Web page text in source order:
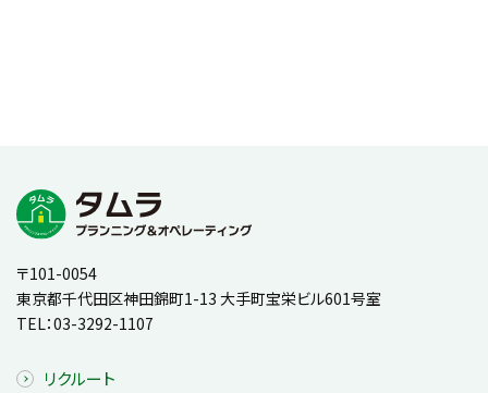
〒101-0054
東京都千代田区神田錦町1-13 大手町宝栄ビル601号室
TEL：03-3292-1107
リクルート